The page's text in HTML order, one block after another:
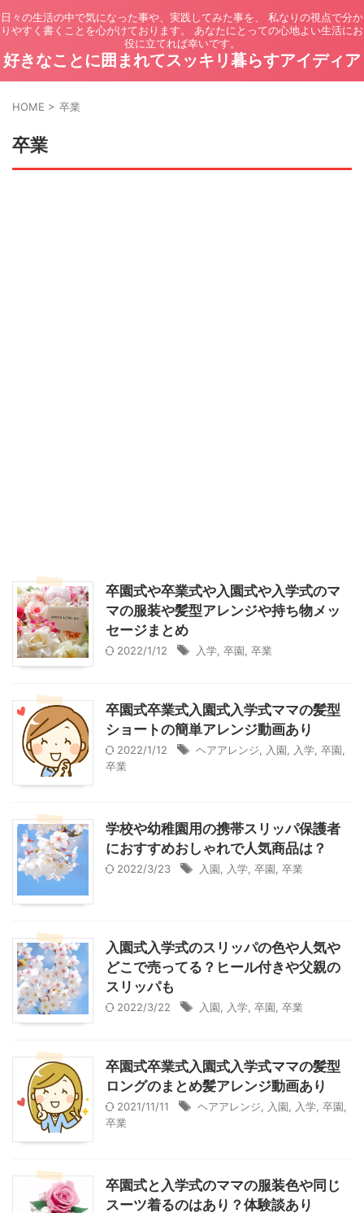
日々の生活の中で気になった事や、実践してみた事を、 私なりの視点で分か
りやすく書くことを心がけております。 あなたにとっての心地よい生活にお
役に立てれば幸いです。
好きなことに囲まれてスッキリ暮らすアイディア
HOME > 卒業
卒業
卒園式や卒業式や入園式や入学式のマ
マの服装や髪型アレンジや持ち物メッ
セージまとめ
2022/1/12 入学 卒園 卒業
卒園式卒業式入園式入学式ママの髪型
ショートの簡単アレンジ動画あり
2022/1/12 ヘアアレンジ 入園 入学 卒園
卒業
学校や幼稚園用の携帯スリッパ保護者
におすすめおしゃれで人気商品は？
2022/3/23 入園 入学 卒園 卒業
入園式入学式のスリッパの色や人気や
どこで売ってる？ヒール付きや父親の
スリッパも
2022/3/22 入園 入学 卒園 卒業
卒園式卒業式入園式入学式ママの髪型
ロングのまとめ髪アレンジ動画あり
2021/11/11 ヘアアレンジ 入園 入学 卒園
卒業
卒園式と入学式のママの服装色や同じ
スーツ着るのはあり？体験談あり